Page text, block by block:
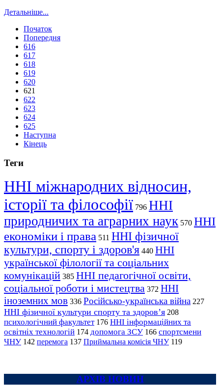
Детальніше...
Початок
Попередня
616
617
618
619
620
621
622
623
624
625
Наступна
Кінець
Теги
ННІ міжнародних відносин,
історії та філософії 796 ННІ
природничих та аграрних наук 570 ННІ
економіки і права 511 ННІ фізичної
культури, спорту і здоров'я 440 ННІ
української філології та соціальних
комунікацій 385 ННІ педагогічної освіти,
соціальної роботи і мистецтва 372 ННІ
іноземних мов 336 Російсько-українська війна 227
ННІ фізичної культури спорту та здоров’я 208
психологічний факультет 176 ННІ інформаційних та
освітніх технологій 174 допомога ЗСУ 166 спортсмени
ЧНУ 142 перемога 137 Приймальна комісія ЧНУ 119
АРХІВ НОВИН